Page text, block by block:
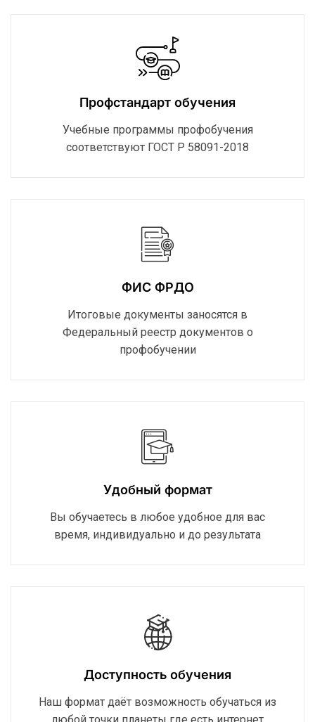
Профстандарт обучения
Учебные программы профобучения
соответствуют ГОСТ Р 58091-2018
ФИС ФРДО
Итоговые документы заносятся в
Федеральный реестр документов о
профобучении
Удобный формат
Вы обучаетесь в любое удобное для вас
время, индивидуально и до результата
Доступность обучения
Наш формат даёт возможность обучаться из